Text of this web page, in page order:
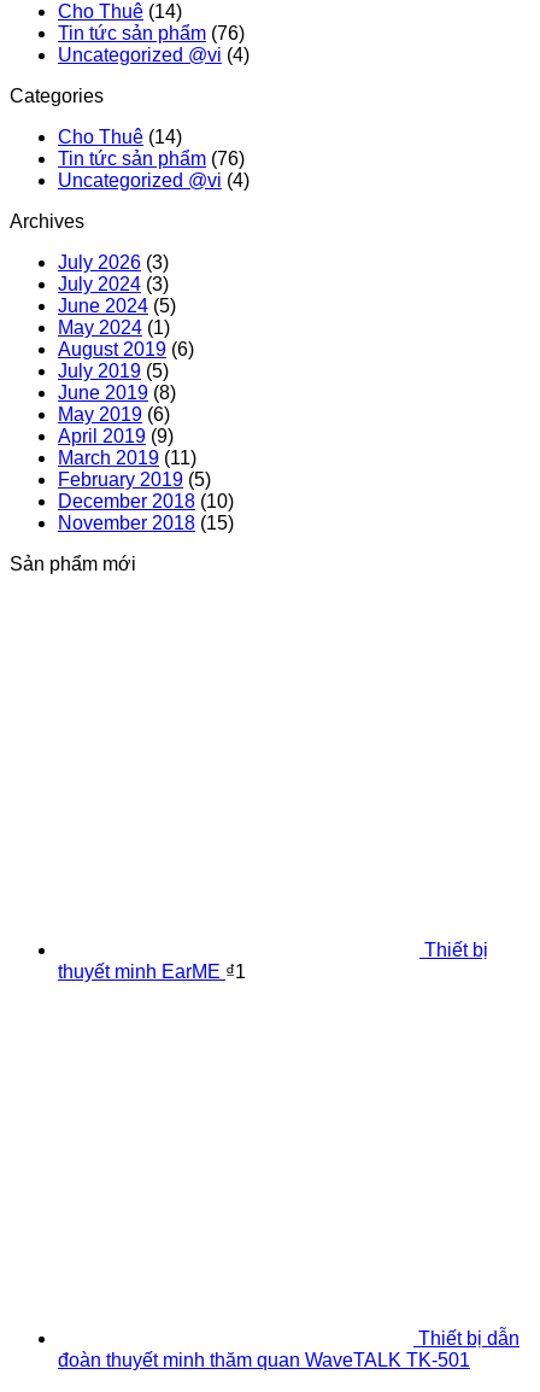
Cho Thuê (14)
Tin tức sản phẩm (76)
Uncategorized @vi (4)
Categories
Cho Thuê (14)
Tin tức sản phẩm (76)
Uncategorized @vi (4)
Archives
July 2026 (3)
July 2024 (3)
June 2024 (5)
May 2024 (1)
August 2019 (6)
July 2019 (5)
June 2019 (8)
May 2019 (6)
April 2019 (9)
March 2019 (11)
February 2019 (5)
December 2018 (10)
November 2018 (15)
Sản phẩm mới
Thiết bị
thuyết minh EarME ₫1
Thiết bị dẫn
đoàn thuyết minh thăm quan WaveTALK TK-501